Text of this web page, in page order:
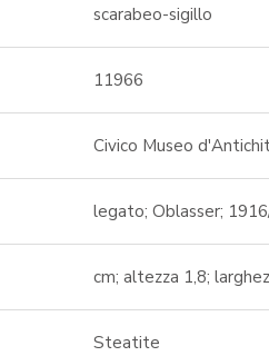
scarabeo-sigillo
11966
Civico Museo
legato; Oblasser;
cm; altezza 1,8;
Steatite